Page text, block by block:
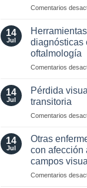
Comentarios
14
Jul
Herramientas
diagnósticas
oftalmología
Comentarios
14
Jul
Pérdida visual
transitoria
Comentarios
14
Jul
Otras
con afección
campos
Comentarios